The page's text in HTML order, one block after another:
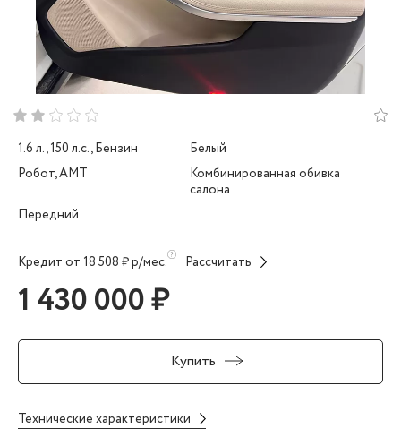
1.6 л., 150 л.с., Бензин
Робот, AMT
Передний
Белый
Комбинированная обивка
салона
Кредит от 18 508 ₽ р/мес. Рассчитать
1 430 000 ₽
Купить
Технические характеристики